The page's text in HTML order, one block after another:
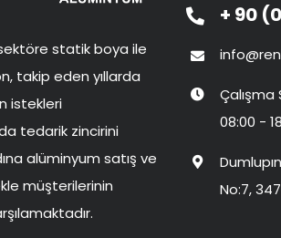
sektöre statik boya ile
takip eden yıllarda
istekleri
tedarik zincirini
alüminyum satış ve
müşterilerinin
+ 90
08:00 -
No:7,